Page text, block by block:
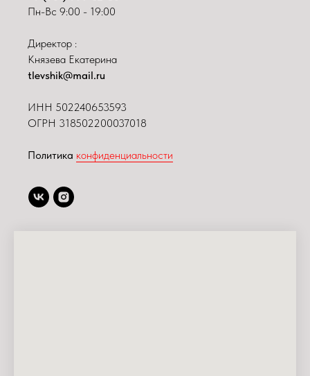
Пн-Вс 9:00 - 19:00
Директор :
Князева Екатерина
tlevshik@mail.ru
ИНН 502240653593
ОГРН 318502200037018
Политика конфиденциальности